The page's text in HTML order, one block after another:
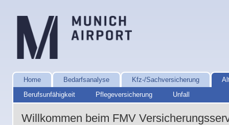
Home Bedarfsanalyse Kfz-/Sachversicherung
Berufsunfähigkeit
Pflegeversicherung Unfall
Willkommen beim FMV